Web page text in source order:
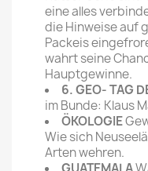
eine alles
die Hinweise auf
Packeis
wahrt seine
Hauptgewinne.
6. GEO- TAG
im Bunde: Klaus
ÖKOLOGIE
Wie sich
Arten wehren.